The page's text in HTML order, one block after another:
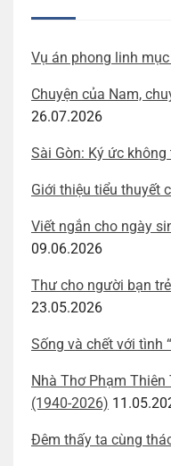
Vụ án phong linh
Chuyện của Nam,
26.07.2026
Sài Gòn: Ký ức không
Giới thiệu tiểu thuyết
Viết ngắn cho ngày
09.06.2026
Thư cho người bạn
23.05.2026
Sống và chết với tình
Nhà Thơ Phạm
(1940-2026)
Đêm thấy ta cùng